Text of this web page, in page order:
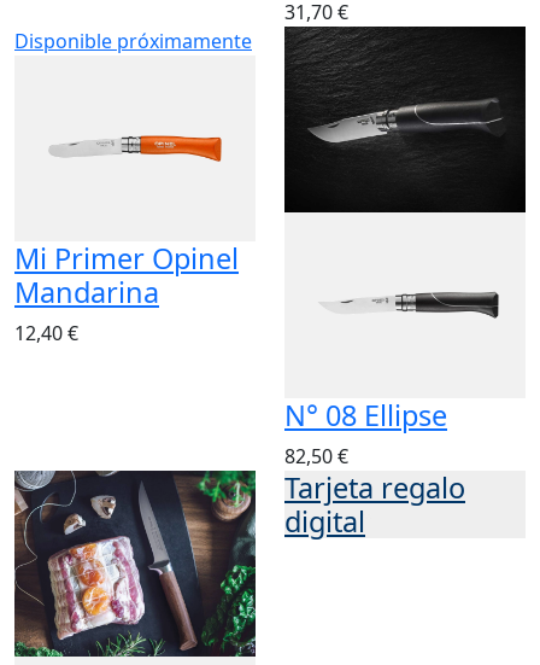
Mandarina
12,40 €
82,50 €
Tarjeta regalo
digital